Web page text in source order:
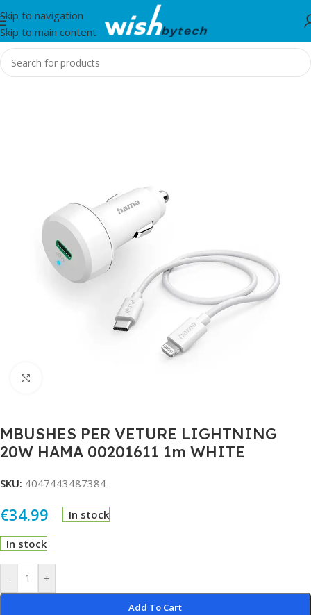
Skip to navigation
Skip to main content
Home/Hama
MBUSHES PER VETURE LIGHTNING
20W HAMA 00201611 1m WHITE
SKU: 4047443487384
€34.99 In stock
In stock
- +
Add To Cart
Alternative: